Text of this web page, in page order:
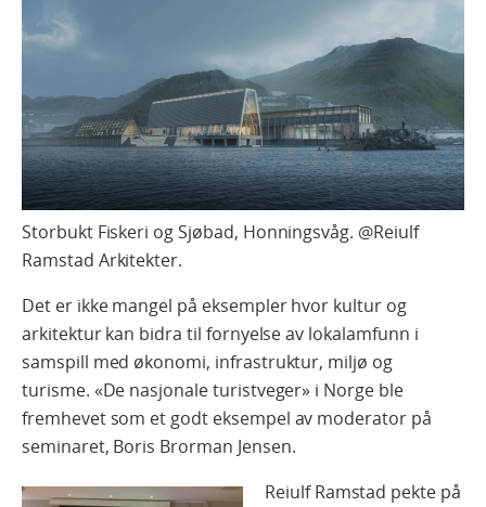
Storbukt Fiskeri og Sjøbad, Honningsvåg. @Reiulf
Ramstad Arkitekter.
Det er ikke mangel på eksempler hvor kultur og
arkitektur kan bidra til fornyelse av lokalamfunn i
samspill med økonomi, infrastruktur, miljø og
turisme. «De nasjonale turistveger» i Norge ble
fremhevet som et godt eksempel av moderator på
seminaret, Boris Brorman Jensen.
Reiulf Ramstad pekte på